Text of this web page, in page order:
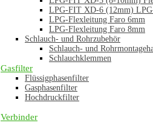
LPG-FIT XD-6 (12mm)
LPG-Flexleitung Faro 6mm
LPG-Flexleitung Faro 8mm
Schlauch- und Rohrzubehör
Schlauch- und
Schlauchklemmen
Gasfilter
Flüssigphasenfilter
Gasphasenfilter
Hochdruckfilter
Verbinder